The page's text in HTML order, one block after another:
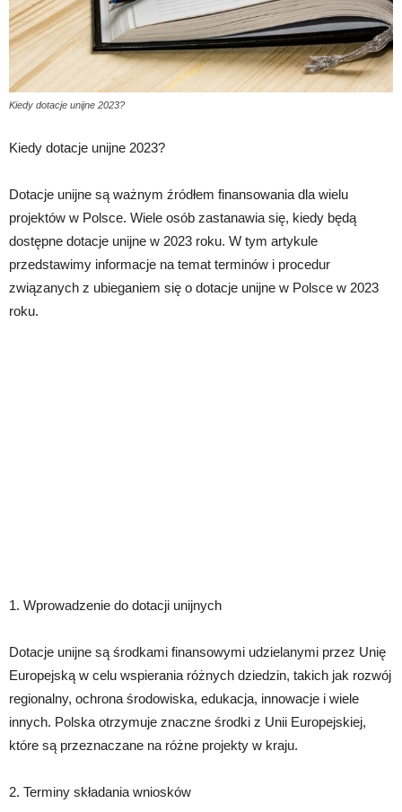
Kiedy dotacje unijne 2023?
Kiedy dotacje unijne 2023?
Dotacje unijne są ważnym źródłem finansowania dla wielu
projektów w Polsce. Wiele osób zastanawia się, kiedy będą
dostępne dotacje unijne w 2023 roku. W tym artykule
przedstawimy informacje na temat terminów i procedur
związanych z ubieganiem się o dotacje unijne w Polsce w 2023
roku.
1. Wprowadzenie do dotacji unijnych
Dotacje unijne są środkami finansowymi udzielanymi przez Unię
Europejską w celu wspierania różnych dziedzin, takich jak rozwój
regionalny, ochrona środowiska, edukacja, innowacje i wiele
innych. Polska otrzymuje znaczne środki z Unii Europejskiej,
które są przeznaczane na różne projekty w kraju.
2. Terminy składania wniosków